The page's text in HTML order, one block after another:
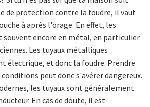
de protection contre la foudre, il vaut
à après l'orage. En effet, les
souvent encore en métal, en particulier
Les tuyaux métalliques
électrique, et donc la foudre. Prendre
conditions peut donc s'avérer dangereux.
les tuyaux sont généralement
En cas de doute, il est